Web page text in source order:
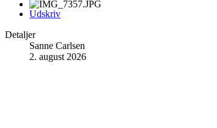
Udskriv
Detaljer
Sanne Carlsen
2. august 2026